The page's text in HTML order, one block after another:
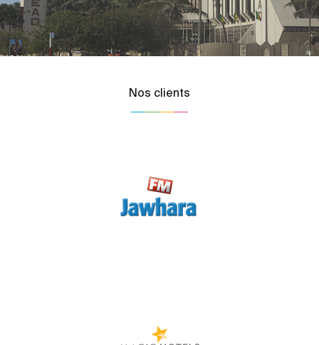
Nos clients